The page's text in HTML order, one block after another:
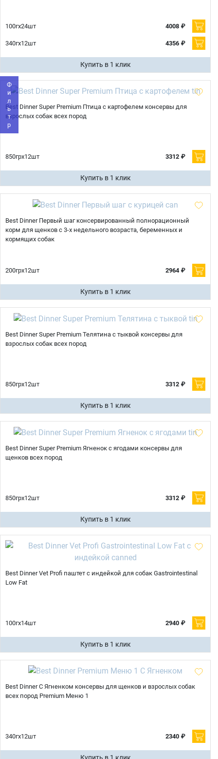
Фильтр
100гх24шт 4008 ₽
340гх12шт 4356 ₽
Купить в 1 клик
Best Dinner Super Premium Птица с картофелем консервы для
взрослых собак всех пород
850грх12шт 3312 ₽
Купить в 1 клик
Best Dinner Первый шаг консервированный полнорационный
корм для щенков с 3-х недельного возраста, беременных и
кормящих собак
200грх12шт 2964 ₽
Купить в 1 клик
Best Dinner Super Premium Телятина с тыквой консервы для
взрослых собак всех пород
850грх12шт 3312 ₽
Купить в 1 клик
Best Dinner Super Premium Ягненок с ягодами консервы для
щенков всех пород
850грх12шт 3312 ₽
Купить в 1 клик
Best Dinner Vet Profi паштет с индейкой для собак Gastrointestinal
Low Fat
100гх14шт 2940 ₽
Купить в 1 клик
Best Dinner С Ягненком консервы для щенков и взрослых собак
всех пород Premium Меню 1
340гх12шт 2340 ₽
Имя
E-mail